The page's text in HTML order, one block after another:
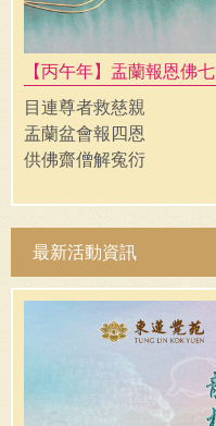
【丙午年】盂蘭報恩佛七
目連尊者救慈親
盂蘭盆會報四恩
供佛齋僧解寃衍
最新活動資訊